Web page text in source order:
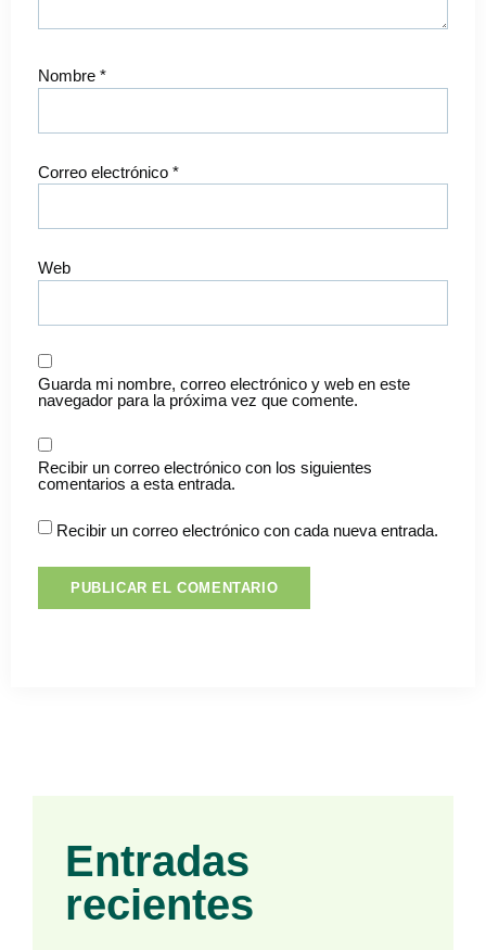
Nombre *
Correo electrónico *
Web
Guarda mi nombre, correo electrónico y web en este
navegador para la próxima vez que comente.
Recibir un correo electrónico con los siguientes
comentarios a esta entrada.
Recibir un correo electrónico con cada nueva entrada.
Entradas
recientes